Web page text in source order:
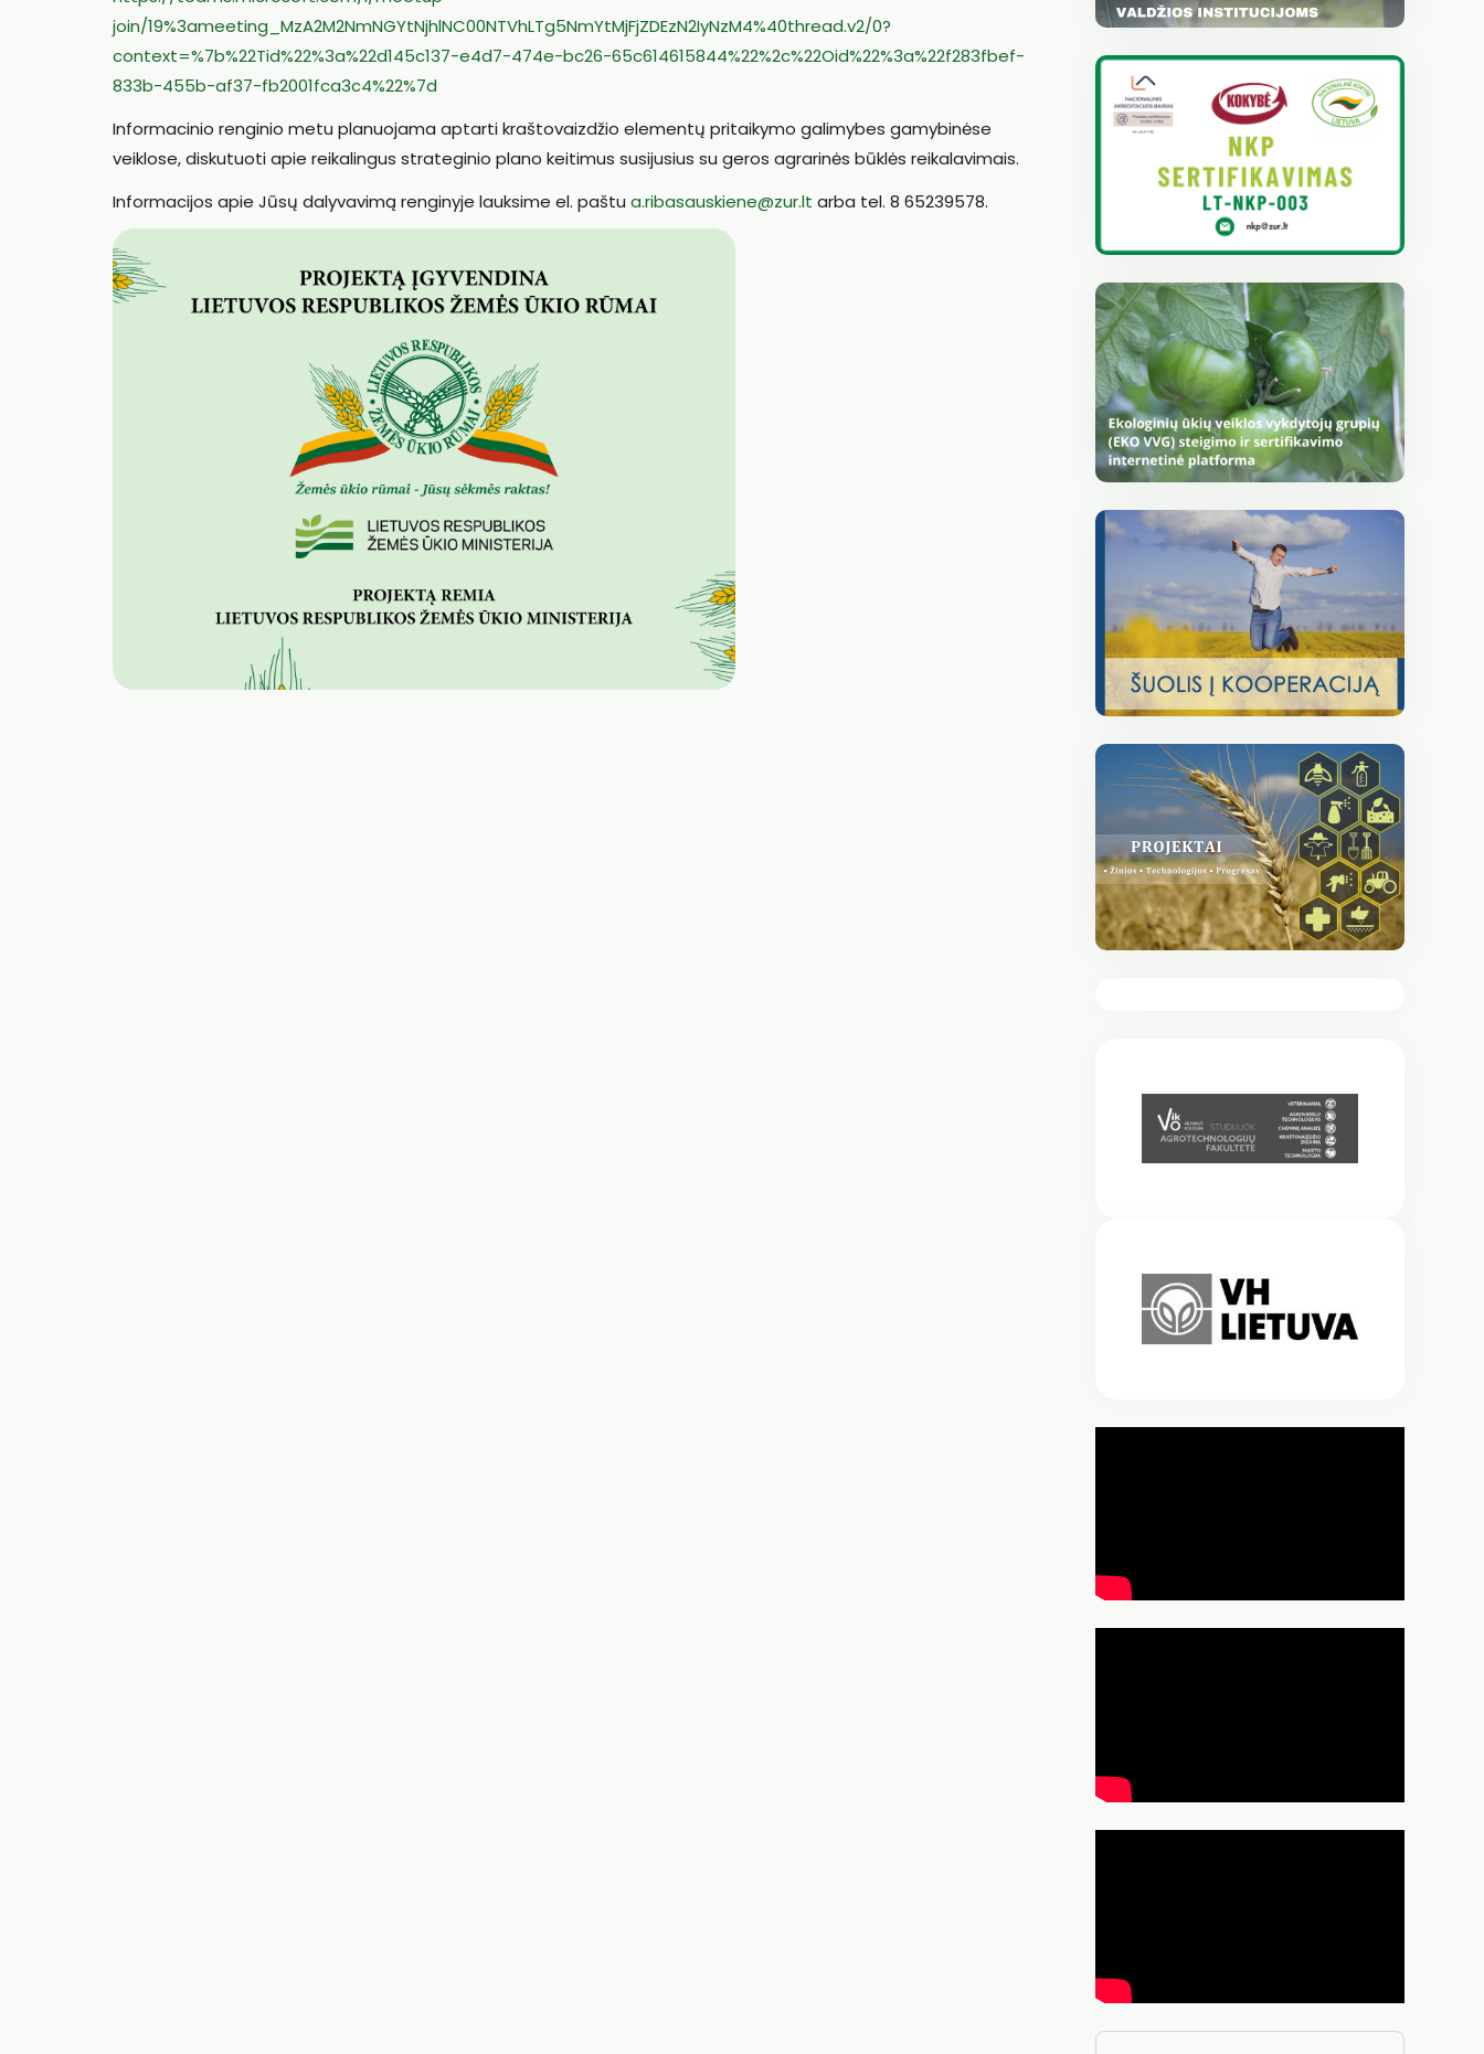
join/19%3ameeting_MzA2M2NmNGYtNjhlNC00NTVhLTg5NmYtMjFjZDEzN2IyNzM4%40thread.v2/0?
context=%7b%22Tid%22%3a%22d145c137-e4d7-474e-bc26-65c614615844%22%2c%22Oid%22%3a%22f283fbef-
833b-455b-af37-fb2001fca3c4%22%7d
Informacinio renginio metu planuojama aptarti kraštovaizdžio elementų pritaikymo galimybes gamybinėse
veiklose, diskutuoti apie reikalingus strateginio plano keitimus susijusius su geros agrarinės būklės reikalavimais.
Informacijos apie Jūsų dalyvavimą renginyje lauksime el. paštu a.ribasauskiene@zur.lt arba tel. 8 65239578.